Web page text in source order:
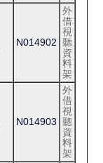
N014902
外
借
視
聽
資
料
架
N014903
外
借
視
聽
資
料
架